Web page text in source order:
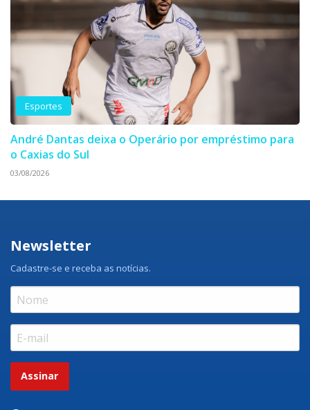
Esportes
André Dantas deixa o Operário por empréstimo para
o Caxias do Sul
03/08/2026
Newsletter
Cadastre-se e receba as notícias.
Assinar